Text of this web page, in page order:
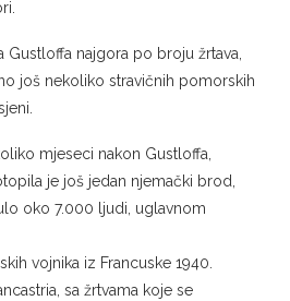
Gustloffa najgora po broju žrtava,
još nekoliko stravičnih pomorskih
mjeseci nakon Gustloffa,
je još jedan njemački brod,
oko 7.000 ljudi, uglavnom
vojnika iz Francuske 1940.
sa žrtvama koje se